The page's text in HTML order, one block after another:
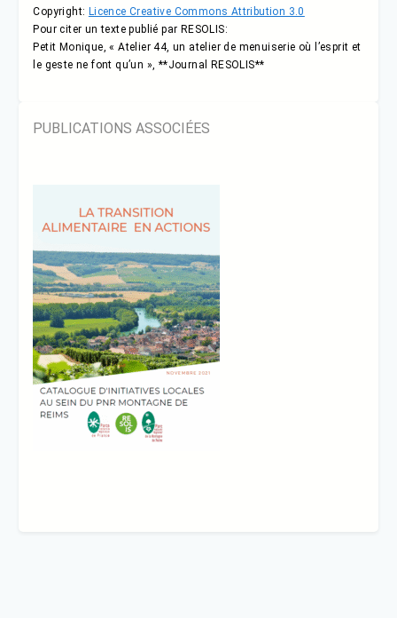
Copyright: Licence Creative Commons Attribution 3.0
Pour citer un texte publié par RESOLIS:
Petit Monique, « Atelier 44, un atelier de menuiserie où l’esprit et
le geste ne font qu’un », **Journal RESOLIS**
PUBLICATIONS ASSOCIÉES